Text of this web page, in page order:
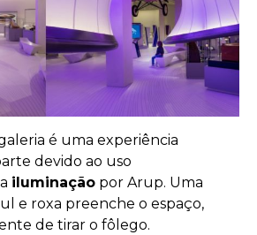
é uma experiência
devido ao uso
iluminação por Arup. Uma
e roxa preenche o espaço,
de tirar o fôlego.